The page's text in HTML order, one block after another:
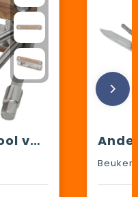
Fixie houten multitool voor fietsen met 8 functies